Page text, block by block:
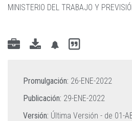
MINISTERIO DEL TRABAJO Y
Promulgación: 26-ENE-2022
Publicación: 29-ENE-2022
Versión: Última Versión - de 01-